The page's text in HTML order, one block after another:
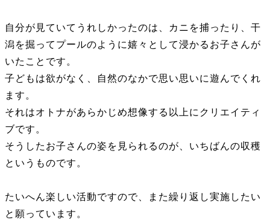
自分が見ていてうれしかったのは、カニを捕ったり、干
潟を掘ってプールのように嬉々として浸かるお子さんが
いたことです。
子どもは欲がなく、自然のなかで思い思いに遊んでくれ
ます。
それはオトナがあらかじめ想像する以上にクリエイティ
ブです。
そうしたお子さんの姿を見られるのが、いちばんの収穫
というものです。
たいへん楽しい活動ですので、また繰り返し実施したい
と願っています。